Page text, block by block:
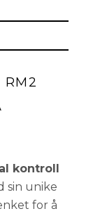
RM2
kontroll
sin unike
for å